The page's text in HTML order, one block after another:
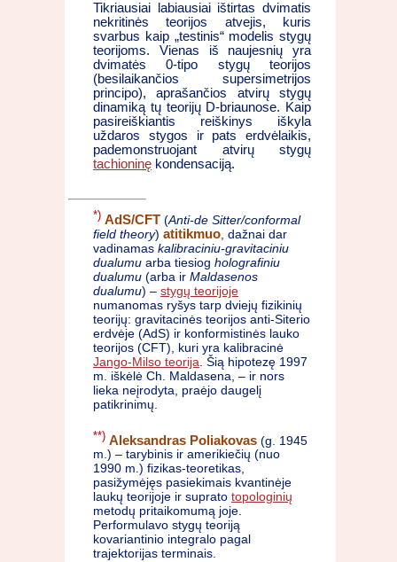
Tikriausiai labiausiai ištirtas dvimatis
nekritinės teorijos atvejis, kuris
svarbus kaip „testinis“ modelis stygų
teorijoms. Vienas iš naujesnių yra
dvimatės 0-tipo stygų teorijos
(besilaikančios supersimetrijos
principo), aprašančios atvirų stygų
dinamiką tų teorijų D-briaunose. Kaip
pasireiškiantis reiškinys iškyla
uždaros stygos ir pats erdvėlaikis,
pademonstruojant atvirų stygų
tachioninę kondensaciją.
*) AdS/CFT (Anti-de Sitter/conformal
field theory) atitikmuo , dažnai dar
vadinamas kalibraciniu-gravitaciniu
dualumu arba tiesiog holografiniu
dualumu (arba ir Maldasenos
dualumu) – stygų teorijoje
numanomas ryšys tarp dviejų fizikinių
teorijų: gravitacinės teorijos anti-Siterio
erdvėje (AdS) ir konformistinės lauko
teorijos (CFT), kuri yra kalibracinė
Jango-Milso teorija . Šią hipotezę 1997
m. iškėlė Ch. Maldasena, – ir nors
lieka neįrodyta, praėjo daugelį
patikrinimų.
**) Aleksandras Poliakovas (g. 1945
m.) – tarybinis ir amerikiečių (nuo
1990 m.) fizikas-teoretikas,
pasižymėjęs pasiekimais kvantinėje
laukų teorijoje ir suprato topologinių
metodų pritaikomumą joje.
Performulavo stygų teoriją
kovariantinio integralo pagal
trajektorijas terminais.